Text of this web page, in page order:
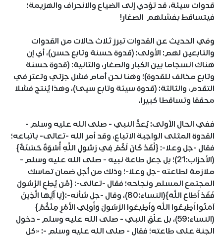
قدوات سيئة، قد تؤدي إلى الضياع والانحراف والهزيمة؛
فيتساقط بفشلهم الصغار!
وفي الحديث عن القدوات تبرز ثلاث حالات من القدوات
والتابعين لهم: الأولى: (قدوة حسنة وتابع حسن)، أي إن
هناك انسجاما بين الكبار والصغار، والثانية: (قدوة حسنة
وتابع مخالف للقدوة)؛ وهنا نحن أمام فشل جزئي وتعثر في
التقدم، والثالثة: (قدوة سيئة وتابع سيئ)، وهذا يُنتج فشلا
محققا وتساقطا كبيرا.
ففي الحال الأولى: يُعدُّ النبي - صلى الله عليه وسلم -
القدوة المثلى الواجبة الاتباع، وقد أمر الله -تعالى- باتباعه؛
فقال -جل وعلا-: {لَّقَدْ كَانَ لَكُمْ فِي رَسُولِ اللَّهِ أُسْوَةٌ حَسَنَةٌ}
(الأحزاب:21)؛ بل جعل طاعة نبيه - صلى الله عليه وسلم -
ملازمة لطاعته -جل وعلا-؛ وذلك من أجل ضمان تماسك
المجتمع المسلم ونجاحه؛ فقال -تعالى-: {مَّن يُطِعِ الرَّسُولَ
فَقَدْ أَطَاعَ اللَّهَ}(النساء:80)، وقال -جل شأنه-:{يَا أَيُّهَا الَّذِينَ
آمَنُوا أَطِيعُوا اللَّهَ وَأَطِيعُوا الرَّسُولَ وَأُولِي الأَمْرِ مِنْكُمْ}
(النساء:59)، بل علّق النبي - صلى الله عليه وسلم - دخول
الجنة على طاعته؛ فقال - صلى الله عليه وسلم -: «كل